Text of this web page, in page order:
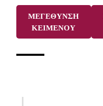
ΜΕΓΕΘΥΝΣΗ
ΚΕΙΜΕΝΟΥ